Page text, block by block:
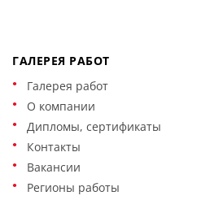
ГАЛЕРЕЯ РАБОТ
Галерея работ
О компании
Дипломы, сертификаты
Контакты
Вакансии
Регионы работы